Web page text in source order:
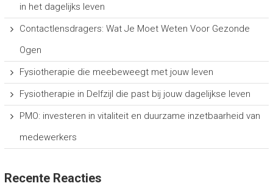
in het dagelijks leven
Contactlensdragers: Wat Je Moet Weten Voor Gezonde
Ogen
Fysiotherapie die meebeweegt met jouw leven
Fysiotherapie in Delfzijl die past bij jouw dagelijkse leven
PMO: investeren in vitaliteit en duurzame inzetbaarheid van
medewerkers
Recente Reacties